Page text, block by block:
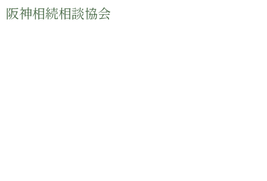
阪神相続相談協会